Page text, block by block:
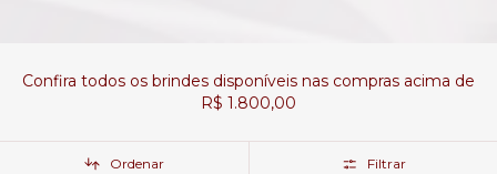
Confira todos os brindes disponíveis nas compras acima de
R$ 1.800,00
Ordenar Filtrar